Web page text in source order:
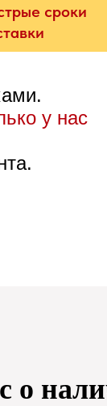
сроки
у нас
о